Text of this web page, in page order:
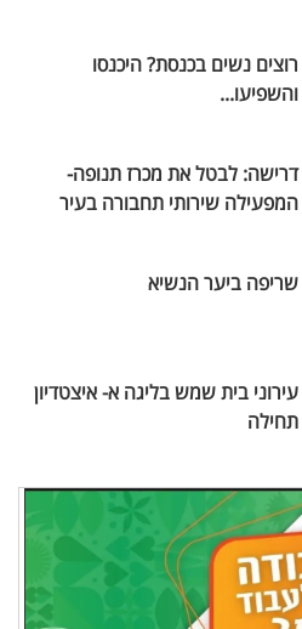
רוצים נשים בכנסת? היכנסו
והשפיעו...
דרישה: לבטל את מכרז תנופה-
המפעילה שירותי תחבורה בעיר
שריפה ביער הנשיא
עירוני בית שמש בליגה א- איצטדיון
תחילה